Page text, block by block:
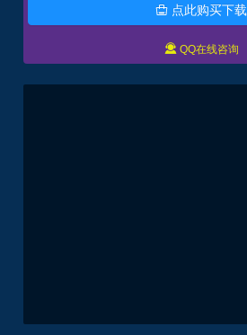
 点此购买下载
 QQ在线咨询